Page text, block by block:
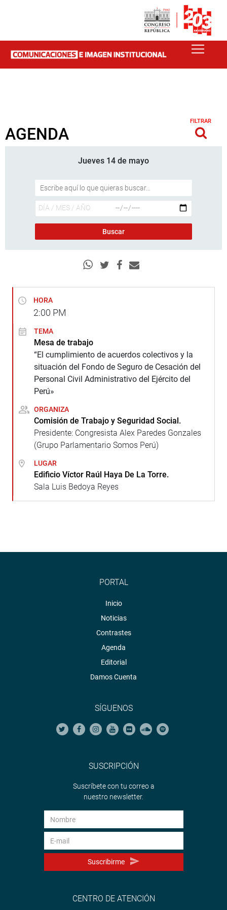
AGENDA
FILTRAR
Jueves 14 de mayo
HORA
2:00 PM
TEMA
Mesa de trabajo
“El cumplimiento de acuerdos colectivos y la
situación del Fondo de Seguro de Cesación del
Personal Civil Administrativo del Ejército del
Perú»
ORGANIZA
Comisión de Trabajo y Seguridad Social.
Presidente: Congresista Alex Paredes Gonzales
(Grupo Parlamentario Somos Perú)
LUGAR
Edificio Víctor Raúl Haya De La Torre.
Sala Luis Bedoya Reyes
PORTAL
Inicio
Noticias
Contrastes
Agenda
Editorial
Damos Cuenta
SÍGUENOS
SUSCRIPCIÓN
Suscríbete con tu correo a
nuestro newsletter.
Suscribirme
CENTRO DE ATENCIÓN